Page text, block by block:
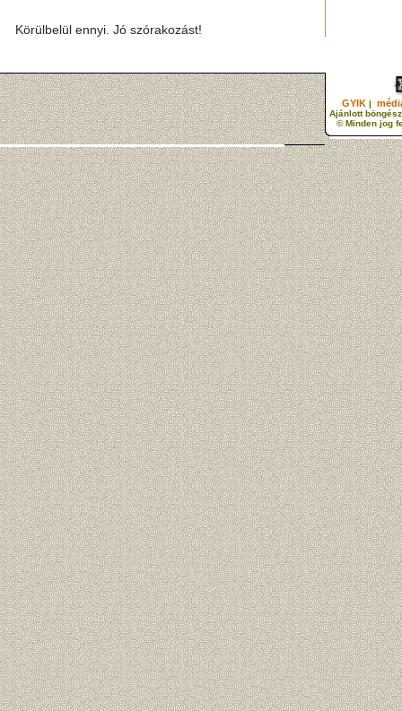
Körülbelül ennyi. Jó szórakozást!
GYIK |
Ajánlott
© Minden jog